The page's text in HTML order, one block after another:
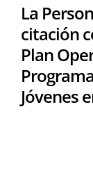
La
citación
Plan
Jóvenes